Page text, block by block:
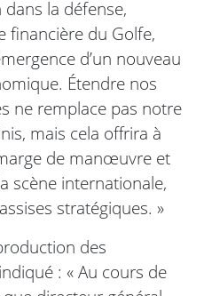
la défense,
financière du Golfe,
d’un nouveau
Étendre nos
ne remplace pas notre
mais cela offrira à
de manœuvre et
scène internationale,
stratégiques. »
des
: « Au cours de